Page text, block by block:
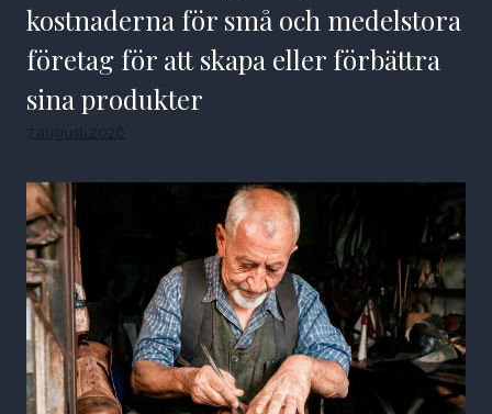
kostnaderna för små och medelstora
företag för att skapa eller förbättra
sina produkter
7 augusti 2026